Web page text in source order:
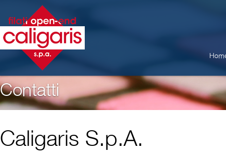
Contatti
Caligaris S.p.A.